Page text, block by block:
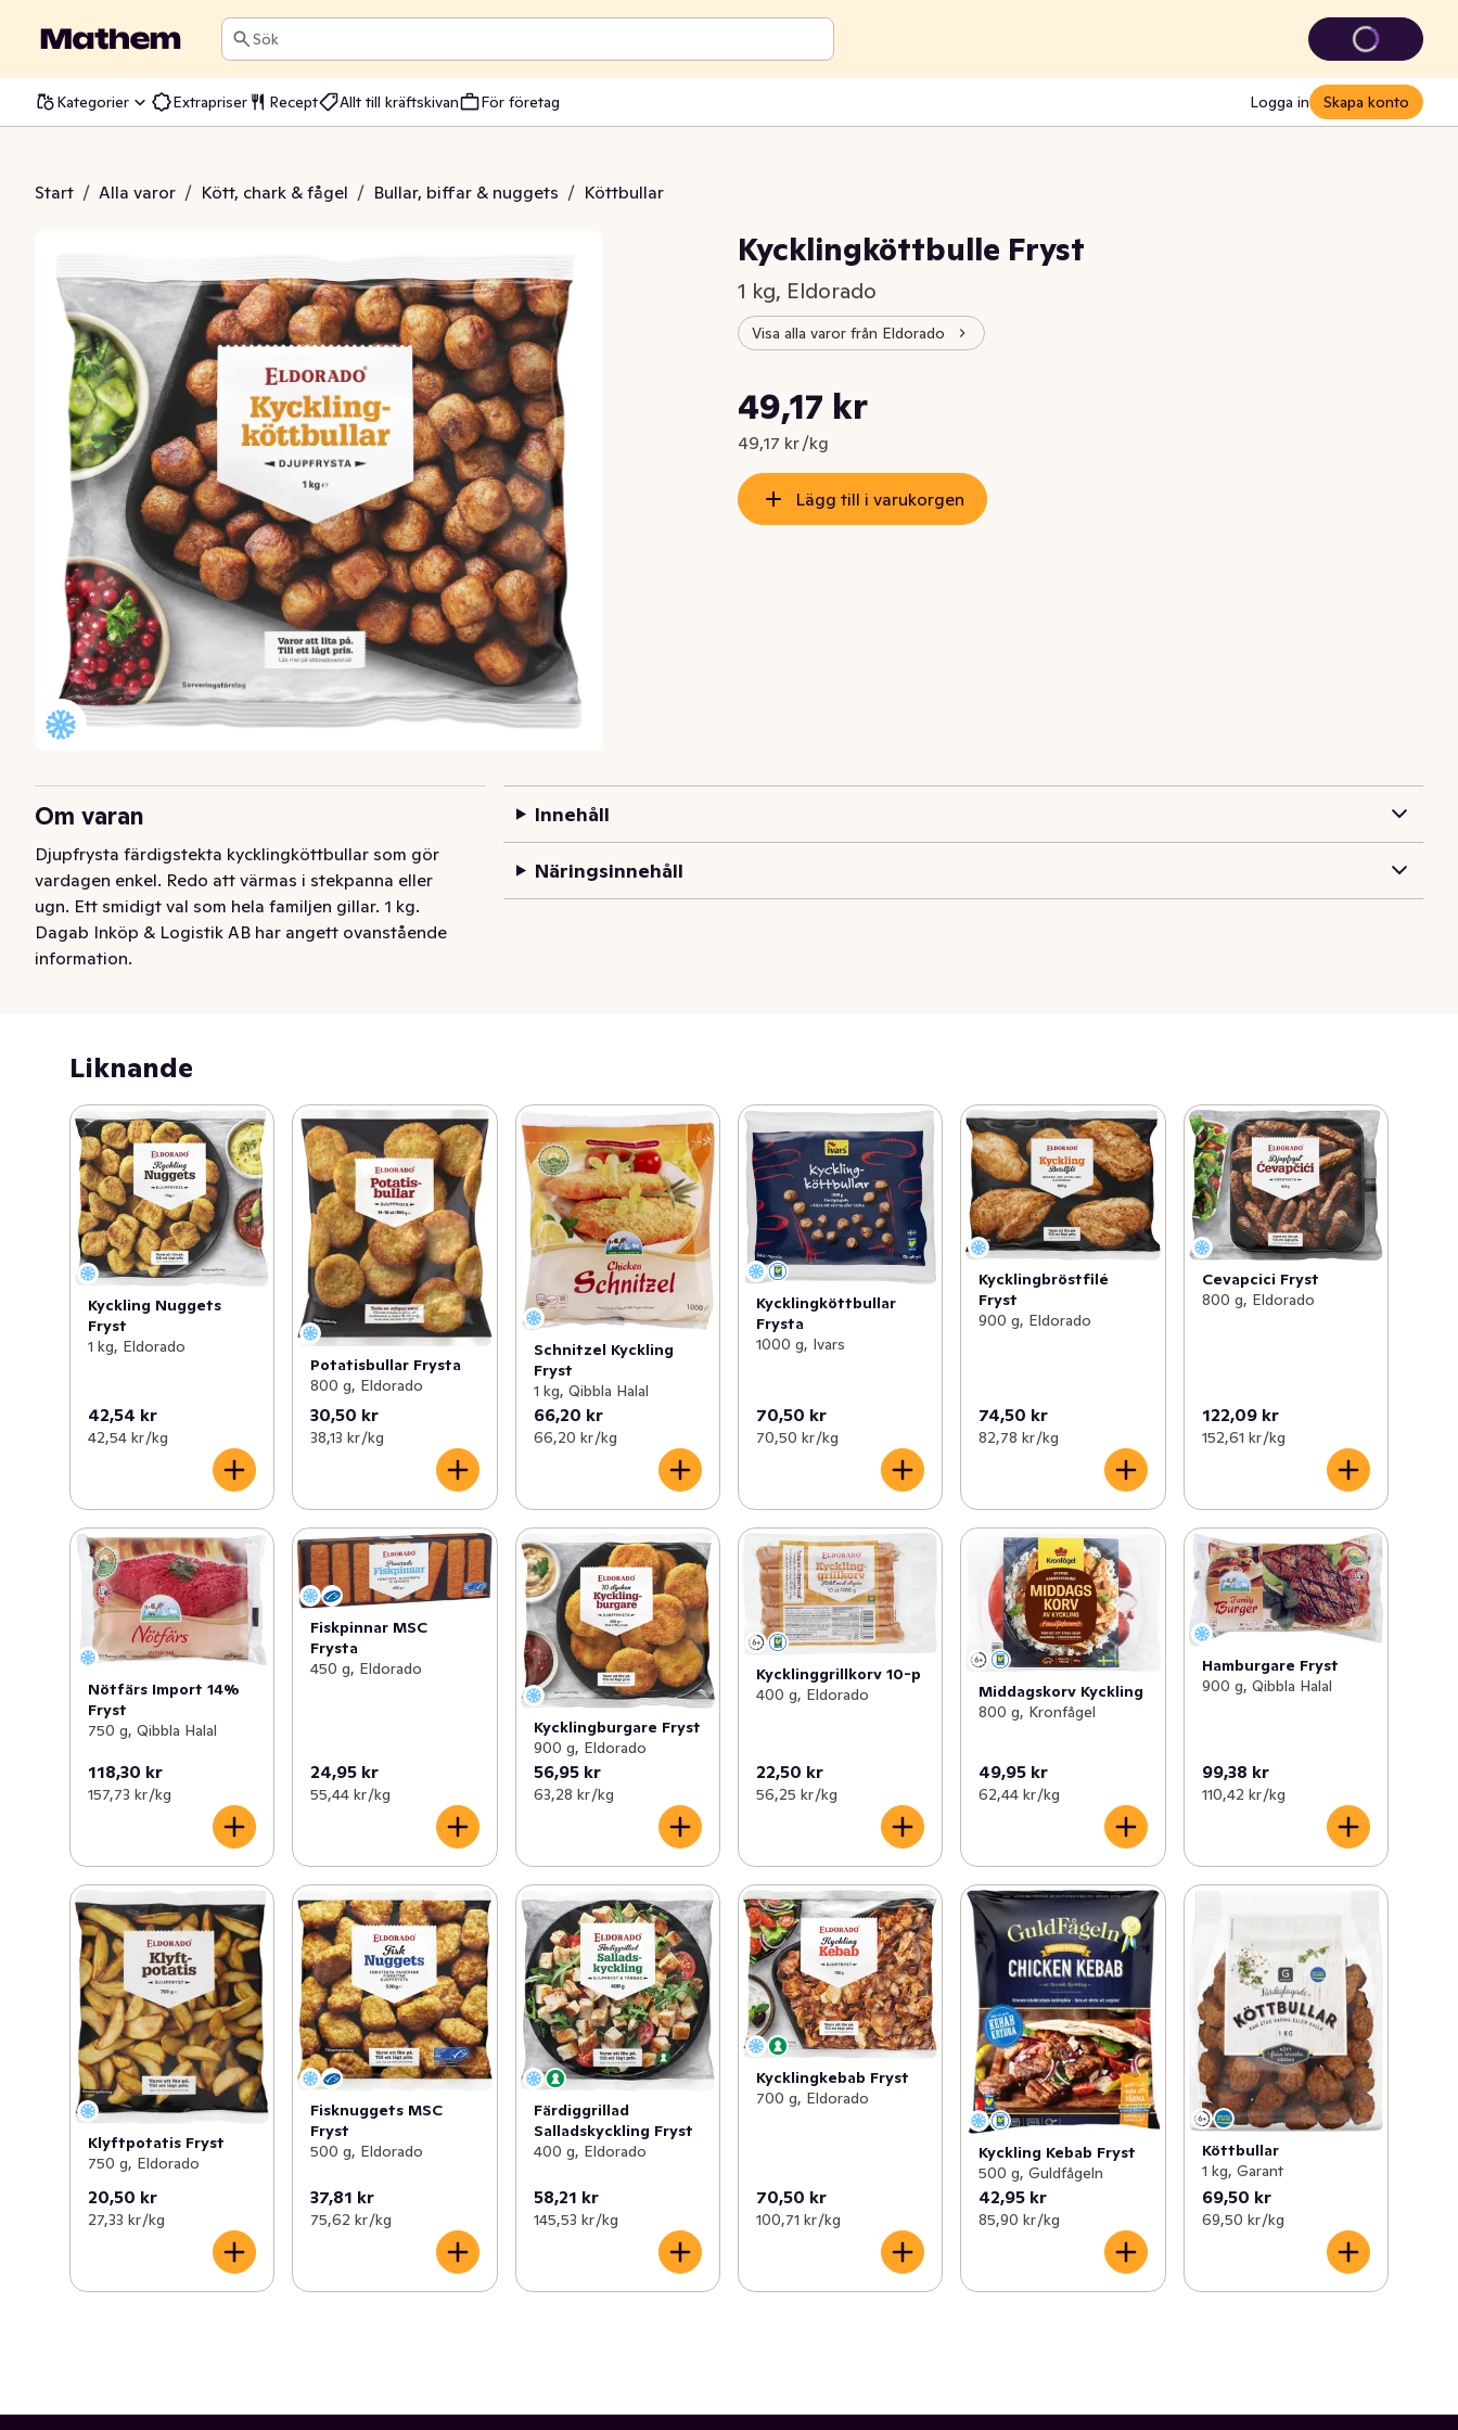
Sök
Kategorier Extrapriser Recept Allt till kräftskivan För företag Logga in Skapa konto
Start / Alla varor / Kött, chark & fågel / Bullar, biffar & nuggets / Köttbullar
Fryst
Kycklingköttbulle Fryst
1 kg, Eldorado
Visa alla varor från Eldorado
Nuvarande pris är: 49,17 kr
49,17 kr
49,17 kr /kg
Styckpris: 49,17 kr /kg
Lägg till i varukorgen
Om varan
Djupfrysta färdigstekta kycklingköttbullar som gör
vardagen enkel. Redo att värmas i stekpanna eller
ugn. Ett smidigt val som hela familjen gillar. 1 kg.
Dagab Inköp & Logistik AB har angett ovanstående
information.
Innehåll
Näringsinnehåll
Liknande
Kyckling Nuggets
Fryst
1 kg, Eldorado
42,54 kr
42,54 kr /kg
Potatisbullar Frysta
800 g, Eldorado
30,50 kr
38,13 kr /kg
Schnitzel Kyckling
Fryst
1 kg, Qibbla Halal
66,20 kr
66,20 kr /kg
Kycklingköttbullar
Frysta
1000 g, Ivars
70,50 kr
70,50 kr /kg
Kycklingbröstfilé
Fryst
900 g, Eldorado
74,50 kr
82,78 kr /kg
Cevapcici Fryst
800 g, Eldorado
122,09 kr
152,61 kr /kg
Nötfärs Import 14%
Fryst
750 g, Qibbla Halal
118,30 kr
157,73 kr /kg
Fiskpinnar MSC
Frysta
450 g, Eldorado
24,95 kr
55,44 kr /kg
Kycklingburgare Fryst
900 g, Eldorado
56,95 kr
63,28 kr /kg
Kycklinggrillkorv 10-p
400 g, Eldorado
22,50 kr
56,25 kr /kg
Middagskorv Kyckling
800 g, Kronfågel
49,95 kr
62,44 kr /kg
Hamburgare Fryst
900 g, Qibbla Halal
99,38 kr
110,42 kr /kg
Klyftpotatis Fryst
750 g, Eldorado
20,50 kr
27,33 kr /kg
Fisknuggets MSC
Fryst
500 g, Eldorado
37,81 kr
75,62 kr /kg
Färdiggrillad
Salladskyckling Fryst
400 g, Eldorado
58,21 kr
145,53 kr /kg
Kycklingkebab Fryst
700 g, Eldorado
70,50 kr
100,71 kr /kg
Kyckling Kebab Fryst
500 g, Guldfågeln
42,95 kr
85,90 kr /kg
Köttbullar
1 kg, Garant
69,50 kr
69,50 kr /kg